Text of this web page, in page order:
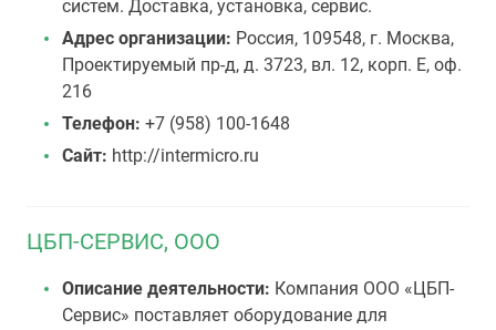
систем. Доставка, установка, сервис.
Адрес организации: Россия, 109548, г. Москва,
Проектируемый пр-д, д. 3723, вл. 12, корп. Е, оф.
216
Телефон: +7 (958) 100-1648
Сайт: http://intermicro.ru
ЦБП-СЕРВИС, ООО
Описание деятельности: Компания ООО «ЦБП-
Сервис» поставляет оборудование для